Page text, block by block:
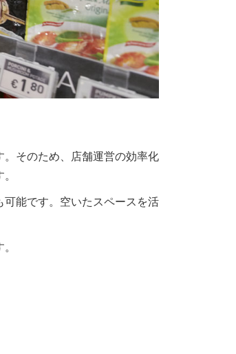
そのため、店舗運営の効率化
能です。空いたスペースを活